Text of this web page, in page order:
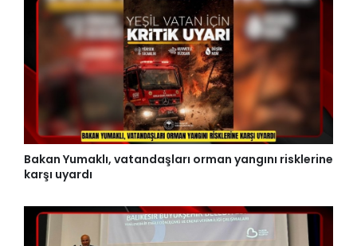
Bakan Yumaklı, vatandaşları orman yangını risklerine
karşı uyardı